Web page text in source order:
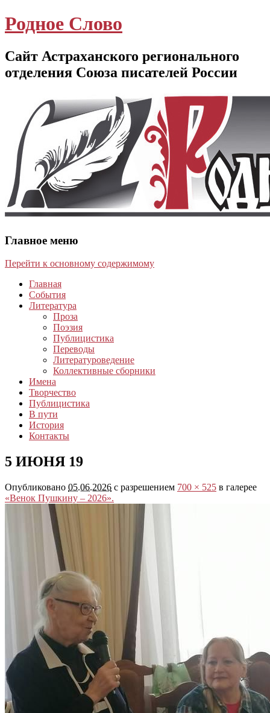
Родное Слово
Сайт Астраханского регионального
отделения Союза писателей России
Главное меню
Перейти к основному содержимому
Главная
События
Литература
Проза
Поэзия
Публицистика
Переводы
Литературоведение
Коллективные сборники
Имена
Творчество
Публицистика
В пути
История
Контакты
5 ИЮНЯ 19
Опубликовано 05.06.2026 с разрешением 700 × 525 в галерее
«Венок Пушкину – 2026».